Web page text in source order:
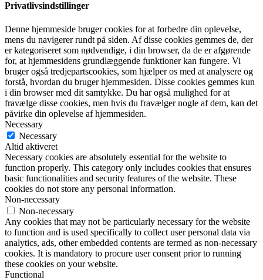
Privatlivsindstillinger
Denne hjemmeside bruger cookies for at forbedre din oplevelse,
mens du navigerer rundt på siden. Af disse cookies gemmes de, der
er kategoriseret som nødvendige, i din browser, da de er afgørende
for, at hjemmesidens grundlæggende funktioner kan fungere. Vi
bruger også tredjepartscookies, som hjælper os med at analysere og
forstå, hvordan du bruger hjemmesiden. Disse cookies gemmes kun
i din browser med dit samtykke. Du har også mulighed for at
fravælge disse cookies, men hvis du fravælger nogle af dem, kan det
påvirke din oplevelse af hjemmesiden.
Necessary
Necessary
Altid aktiveret
Necessary cookies are absolutely essential for the website to
function properly. This category only includes cookies that ensures
basic functionalities and security features of the website. These
cookies do not store any personal information.
Non-necessary
Non-necessary
Any cookies that may not be particularly necessary for the website
to function and is used specifically to collect user personal data via
analytics, ads, other embedded contents are termed as non-necessary
cookies. It is mandatory to procure user consent prior to running
these cookies on your website.
Functional